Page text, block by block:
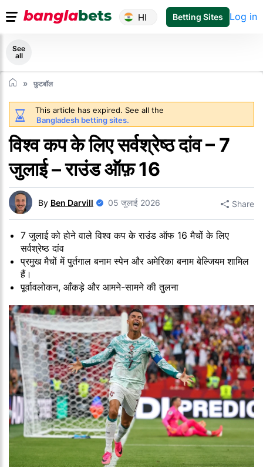
HI Betting Sites Log in
See
all
फ़ुटबॉल
This article has expired. See all the
Bangladesh betting sites.
विश्व कप के लिए सर्वश्रेष्ठ दांव – 7
जुलाई – राउंड ऑफ़ 16
By Ben Darvill 05 जुलाई 2026 Share
7 जुलाई को होने वाले विश्व कप के राउंड ऑफ 16 मैचों के लिए
सर्वश्रेष्ठ दांव
प्रमुख मैचों में पुर्तगाल बनाम स्पेन और अमेरिका बनाम बेल्जियम शामिल
हैं।
पूर्वावलोकन, आँकड़े और आमने-सामने की तुलना